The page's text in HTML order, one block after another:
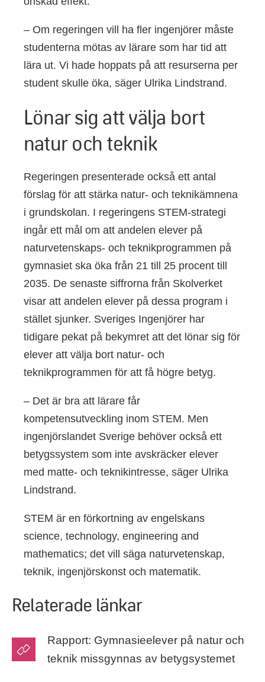
– Om regeringen vill ha fler ingenjörer måste
studenterna mötas av lärare som har tid att
lära ut. Vi hade hoppats på att resurserna per
student skulle öka, säger Ulrika Lindstrand.
Lönar sig att välja bort
natur och teknik
Regeringen presenterade också ett antal
förslag för att stärka natur- och teknikämnena
i grundskolan. I regeringens STEM-strategi
ingår ett mål om att andelen elever på
naturvetenskaps- och teknikprogrammen på
gymnasiet ska öka från 21 till 25 procent till
2035. De senaste siffrorna från Skolverket
visar att andelen elever på dessa program i
stället sjunker. Sveriges Ingenjörer har
tidigare pekat på bekymret att det lönar sig för
elever att välja bort natur- och
teknikprogrammen för att få högre betyg.
– Det är bra att lärare får
kompetensutveckling inom STEM. Men
ingenjörslandet Sverige behöver också ett
betygssystem som inte avskräcker elever
med matte- och teknikintresse, säger Ulrika
Lindstrand.
STEM är en förkortning av engelskans
science, technology, engineering and
mathematics; det vill säga naturvetenskap,
teknik, ingenjörskonst och matematik.
Relaterade länkar
Rapport: Gymnasieelever på natur och
teknik missgynnas av betygsystemet